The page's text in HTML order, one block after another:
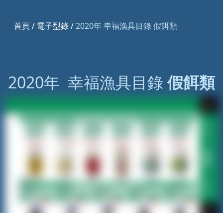
首頁/ 電子型錄/2020年 幸福漁具目錄 假餌類
2020年 幸福漁具目錄假餌類